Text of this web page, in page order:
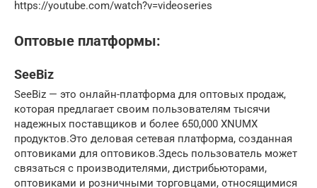
https://youtube.com/watch?v=videoseries
Оптовые платформы:
SeeBiz
SeeBiz — это онлайн-платформа для оптовых продаж,
которая предлагает своим пользователям тысячи
надежных поставщиков и более 650,000 XNUMX
продуктов.Это деловая сетевая платформа, созданная
оптовиками для оптовиков.Здесь пользователь может
связаться с производителями, дистрибьюторами,
оптовиками и розничными торговцами, относящимися